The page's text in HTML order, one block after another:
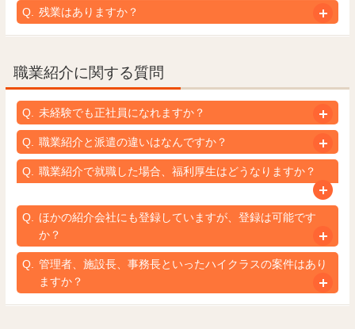
残業はありますか？
職業紹介に関する質問
未経験でも正社員になれますか？
職業紹介と派遣の違いはなんですか？
職業紹介で就職した場合、福利厚生はどうなりますか？
ほかの紹介会社にも登録していますが、登録は可能です
か？
管理者、施設長、事務長といったハイクラスの案件はあり
ますか？